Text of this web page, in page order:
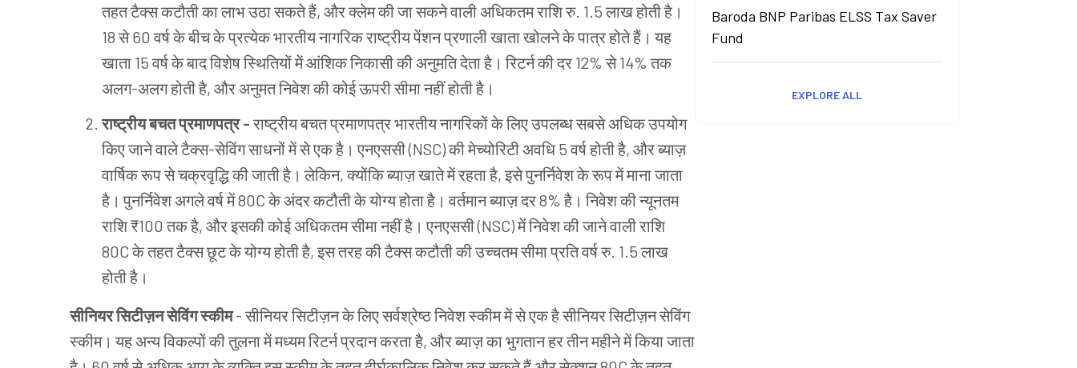
तहत टैक्स कटौती का लाभ उठा सकते हैं, और क्लेम की जा सकने वाली अधिकतम राशि रु. 1.5 लाख होती है।
18 से 60 वर्ष के बीच के प्रत्येक भारतीय नागरिक राष्ट्रीय पेंशन प्रणाली खाता खोलने के पात्र होते हैं। यह
खाता 15 वर्ष के बाद विशेष स्थितियों में आंशिक निकासी की अनुमति देता है। रिटर्न की दर 12% से 14% तक
अलग-अलग होती है, और अनुमत निवेश की कोई ऊपरी सीमा नहीं होती है।
राष्ट्रीय बचत प्रमाणपत्र -राष्ट्रीय बचत प्रमाणपत्र भारतीय नागरिकों के लिए उपलब्ध सबसे अधिक उपयोग
किए जाने वाले टैक्स-सेविंग साधनों में से एक है। एनएससी (NSC) की मेच्योरिटी अवधि 5 वर्ष होती है, और ब्याज़
वार्षिक रूप से चक्रवृद्धि की जाती है। लेकिन, क्योंकि ब्याज़ खाते में रहता है, इसे पुनर्निवेश के रूप में माना जाता
है। पुनर्निवेश अगले वर्ष में 80C के अंदर कटौती के योग्य होता है। वर्तमान ब्याज़ दर 8% है। निवेश की न्यूनतम
राशि ₹100 तक है, और इसकी कोई अधिकतम सीमा नहीं है। एनएससी (NSC) में निवेश की जाने वाली राशि
80C के तहत टैक्स छूट के योग्य होती है, इस तरह की टैक्स कटौती की उच्चतम सीमा प्रति वर्ष रु. 1.5 लाख
होती है।
सीनियर सिटीज़न सेविंग स्कीम-सीनियर सिटीज़न के लिए सर्वश्रेष्ठ निवेश स्कीम में से एक है सीनियर सिटीज़न सेविंग
स्कीम। यह अन्य विकल्पों की तुलना में मध्यम रिटर्न प्रदान करता है, और ब्याज़ का भुगतान हर तीन महीने में किया जाता
Baroda BNP Paribas ELSS Tax Saver
Fund
EXPLORE ALL